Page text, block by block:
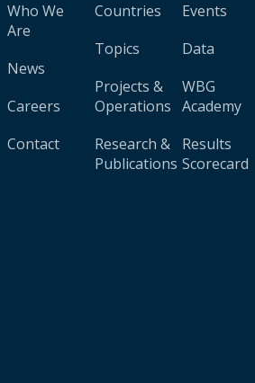
Who We
Are
News
Careers
Contact
Countries
Topics
Projects &
Operations
Research &
Publications
Events
Data
WBG
Academy
Results
Scorecard